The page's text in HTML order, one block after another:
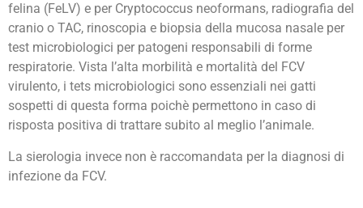
felina (FeLV) e per Cryptococcus neoformans, radiografia del
cranio o TAC, rinoscopia e biopsia della mucosa nasale per
test microbiologici per patogeni responsabili di forme
respiratorie. Vista l’alta morbilità e mortalità del FCV
virulento, i tets microbiologici sono essenziali nei gatti
sospetti di questa forma poichè permettono in caso di
risposta positiva di trattare subito al meglio l’animale.
La sierologia invece non è raccomandata per la diagnosi di
infezione da FCV.